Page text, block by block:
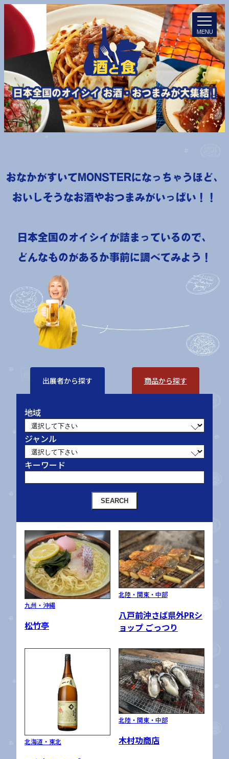
MENU
おなかがすいてMONSTERになっちゃうほど、
おいしそうなお酒やおつまみがいっぱい！！
日本全国のオイシイが詰まっているので、
どんなものがあるか事前に調べてみよう！
出展者から探す 商品から探す
地域
ジャンル
キーワード
SEARCH
九州・沖縄
松竹亭
北陸・関東・中部
八戸前沖さば県外PRシ
ョップ ごっつり
北海道・東北
北陸・関東・中部
木村功商店